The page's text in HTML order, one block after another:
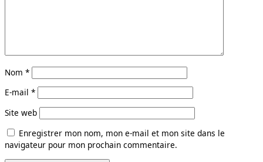
Nom *
E-mail *
Site web
Enregistrer mon nom, mon e-mail et mon site dans le
navigateur pour mon prochain commentaire.